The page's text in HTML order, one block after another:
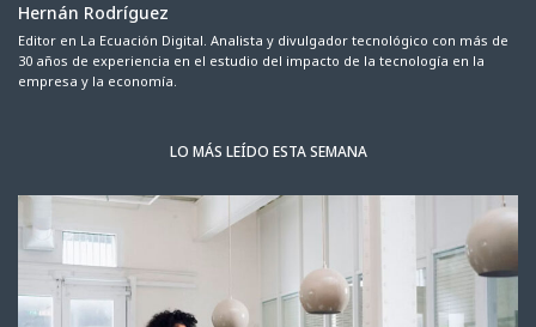
Hernán Rodríguez
Editor en La Ecuación Digital. Analista y divulgador tecnológico con más de
30 años de experiencia en el estudio del impacto de la tecnología en la
empresa y la economía.
LO MÁS LEÍDO ESTA SEMANA